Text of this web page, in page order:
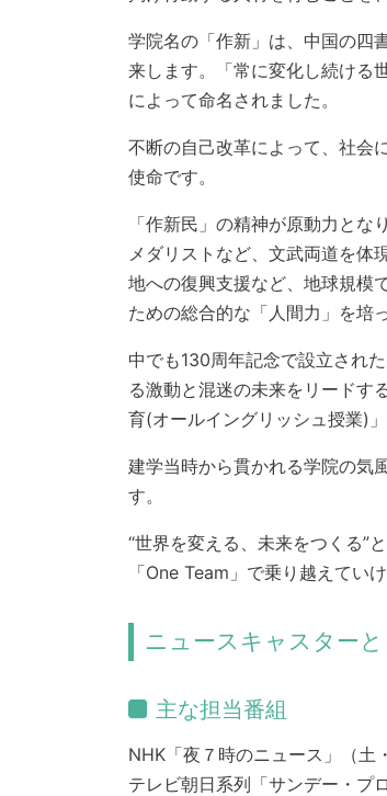
学院名の「作新」は、中国の四
来します。「常に変化し続ける
によって命名されました。
不断の自己改革によって、社会
使命です。
「作新民」の精神が原動力と
メダリストなど、文武両道を体
地への復興支援など、地球規模
ための総合的な「人間力」を培
中でも130周年記念で設立され
る激動と混迷の未来をリードす
育(オールイングリッシュ授業)
建学当時から貫かれる学院の気
す。
“世界を変える、未来をつくる”
「One Team」で乗り越えてい
ニュースキャスター
主な担当番組
NHK「夜７時のニュース」（
テレビ朝日系列「サンデー・